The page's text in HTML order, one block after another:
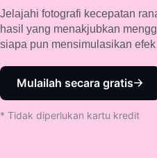
Jelajahi fotografi kecepatan
hasil yang menakjubkan
siapa pun mensimulasikan
Mulailah secara gratis
* Tidak diperlukan kartu kredit